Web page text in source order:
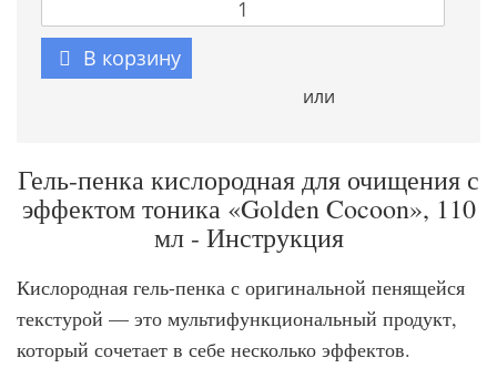
В корзину
или
Гель-пенка кислородная для очищения с
эффектом тоника «Golden Cocoon», 110
мл - Инструкция
Кислородная гель-пенка с оригинальной пенящейся
текстурой — это мультифункциональный продукт,
который сочетает в себе несколько эффектов.